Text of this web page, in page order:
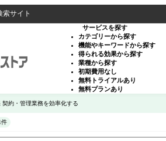
サイト
サービスを探す
カテゴリーから探す
機能やキーワードから探す
得られる効果から探す
業種から探す
初期費用なし
無料トライアルあり
無料プランあり
契約・管理業務を効率化する
件